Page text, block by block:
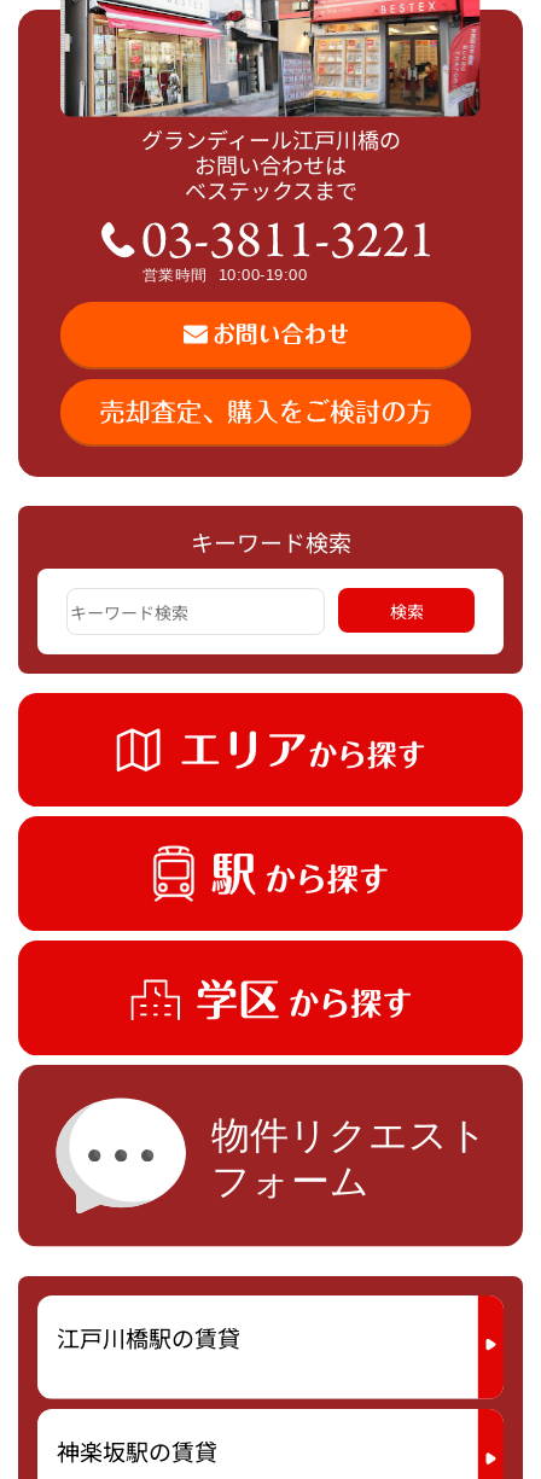
キーワード検索
江戸川橋駅の賃貸
神楽坂駅の賃貸
グランディール江戸川橋の
お問い合わせは
ベステックスまで